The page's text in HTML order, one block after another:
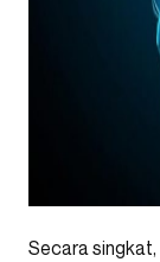
Secara singkat,